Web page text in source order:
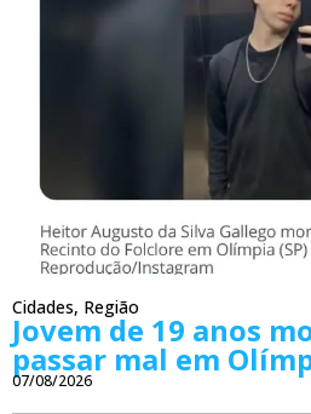
Cidades, Região
Jovem de 19 anos
passar mal em
07/08/2026